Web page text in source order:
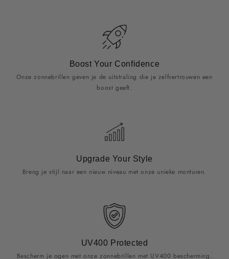
Boost Your Confidence
Onze zonnebrillen geven je de uitstraling die je zelfvertrouwen een
boost geeft.
Upgrade Your Style
Breng je stijl naar een nieuw niveau met onze unieke monturen.
UV400 Protected
Bescherm je ogen met onze zonnebrillen met UV400 bescherming.